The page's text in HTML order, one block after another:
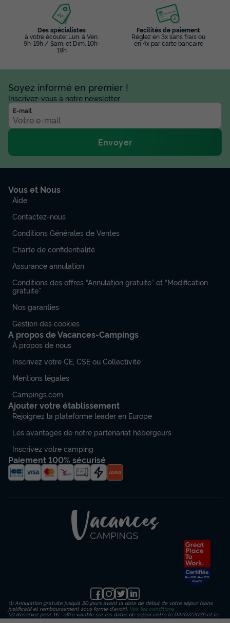
Des spécialistes
à votre écoute: Lun. à Ven.
9h-19h / Sam. et Dim. 10h-
19h
Facilités de paiement
Réglez en 3x sans frais ou
en 4x par carte bancaire
Soyez informé en premier !
Inscrivez-vous à notre newsletter
E-mail
Envoyer
Vous et Nous
Aide
Contactez-nous
Conditions Générales de Ventes
Charte de confidentialité
Assurance annulation
Conditions des offres “Annulation gratuite” et “Modification
gratuite”
Nos garanties
Gestion des cookies
A propos de Vacances-Campings
À propos de nous
Inscrivez votre CE, CSE ou Collectivité
Mentions légales
Campings.com
Ajouter votre établissement
Rejoignez la plateforme leader en Europe
Les avantages de notre partenariat hébergeurs
Inscrivez votre camping
Paiement 100% sécurisé
(1) Annulation gratuite jusqu’à 30 jours avant la date de début de votre séjour (sans
justificatif et remboursement sous forme d'avoir). Voir les conditions
(2) Réservez pour 1€ : offre valable sur les dates de séjour entre le 04/07/2026 et le
23/08/2026 inclus, en payant un acompte de 1€ sur le montant de l’hébergement